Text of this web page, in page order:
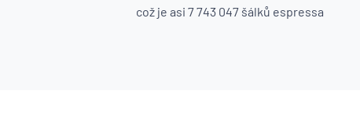
což je asi 7 743 047 šálků espressa